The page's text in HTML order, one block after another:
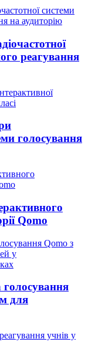
реагування
голосування
Qomo
голосування
для